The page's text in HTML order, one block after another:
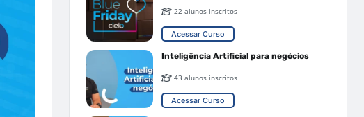
22 alunos inscritos
Acessar Curso
Inteligência Artificial para negócios
43 alunos inscritos
Acessar Curso